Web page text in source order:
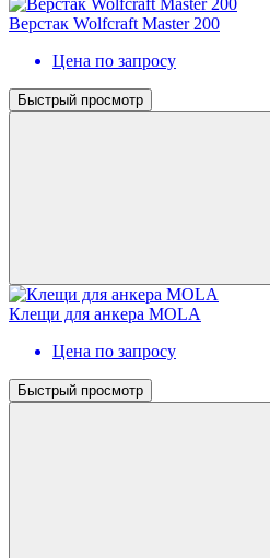
Верстак Wolfcraft Master 200
Цена по запросу
Быстрый просмотр
Клещи для анкера MOLA
Цена по запросу
Быстрый просмотр